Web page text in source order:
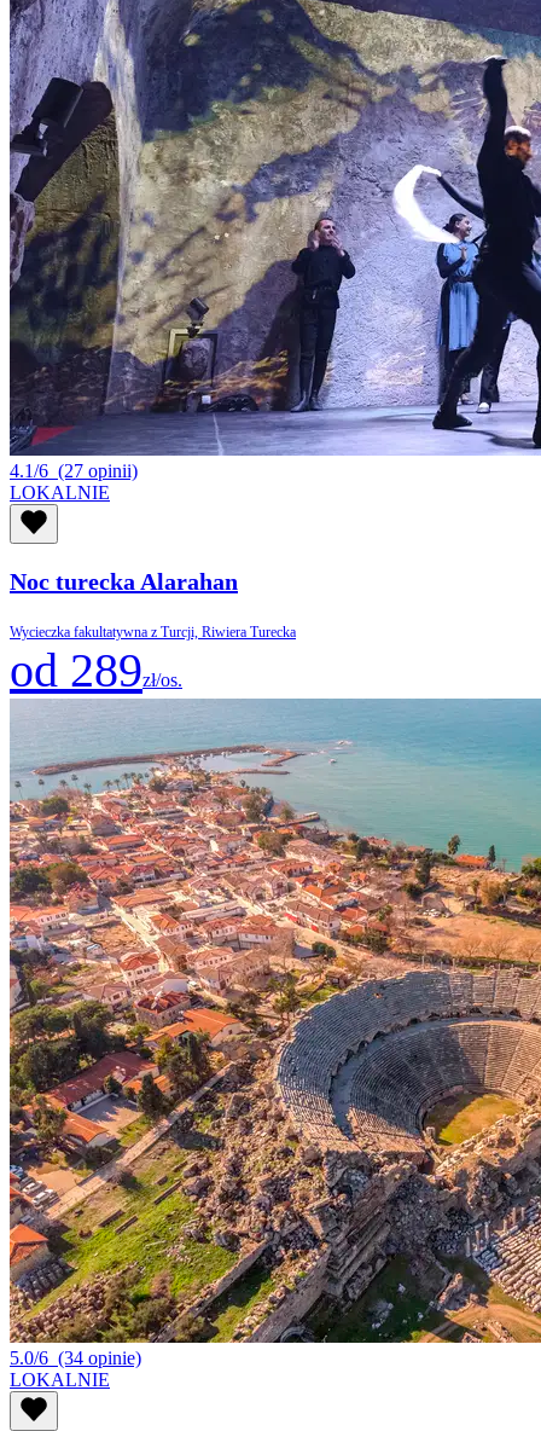
4.1/6 (27 opinii)
LOKALNIE
Noc turecka Alarahan
Wycieczka fakultatywna z Turcji, Riwiera Turecka
od 289zł/os.
5.0/6 (34 opinie)
LOKALNIE